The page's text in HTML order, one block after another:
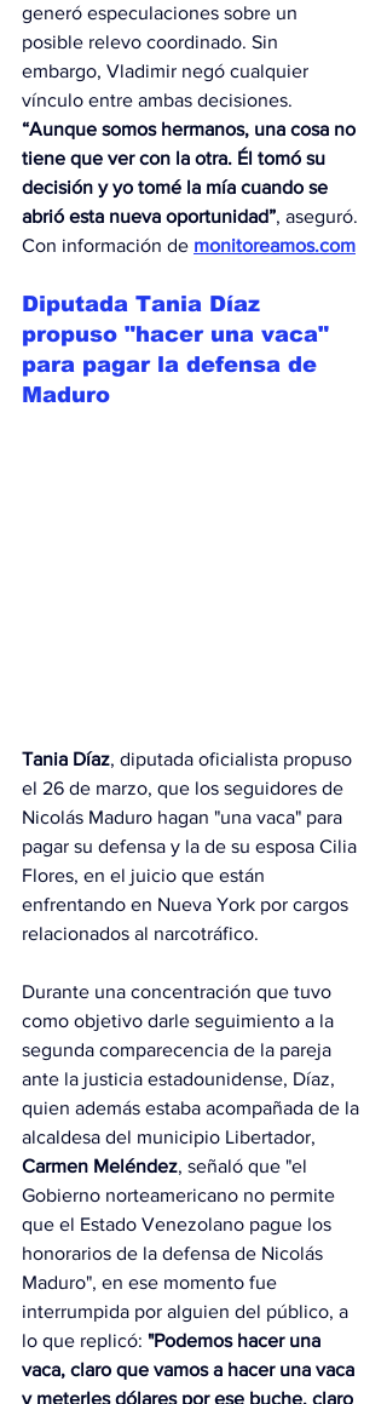
generó especulaciones sobre un
posible relevo coordinado. Sin
embargo, Vladimir negó cualquier
vínculo entre ambas decisiones.
“Aunque somos hermanos, una cosa no
tiene que ver con la otra. Él tomó su
decisión y yo tomé la mía cuando se
abrió esta nueva oportunidad”, aseguró.
Con información de monitoreamos.com
Diputada Tania Díaz
propuso "hacer una vaca"
para pagar la defensa de
Maduro
Tania Díaz, diputada oficialista propuso
el 26 de marzo, que los seguidores de
Nicolás Maduro hagan "una vaca" para
pagar su defensa y la de su esposa Cilia
Flores, en el juicio que están
enfrentando en Nueva York por cargos
relacionados al narcotráfico.
Durante una concentración que tuvo
como objetivo darle seguimiento a la
segunda comparecencia de la pareja
ante la justicia estadounidense, Díaz,
quien además estaba acompañada de la
alcaldesa del municipio Libertador,
Carmen Meléndez, señaló que "el
Gobierno norteamericano no permite
que el Estado Venezolano pague los
honorarios de la defensa de Nicolás
Maduro", en ese momento fue
interrumpida por alguien del público, a
lo que replicó: "Podemos hacer una
vaca, claro que vamos a hacer una vaca
y meterles dólares por ese buche, claro